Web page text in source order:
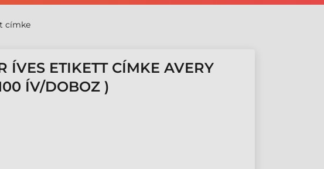
címke
ÍVES ETIKETT CÍMKE AVERY
ÍV/DOBOZ )